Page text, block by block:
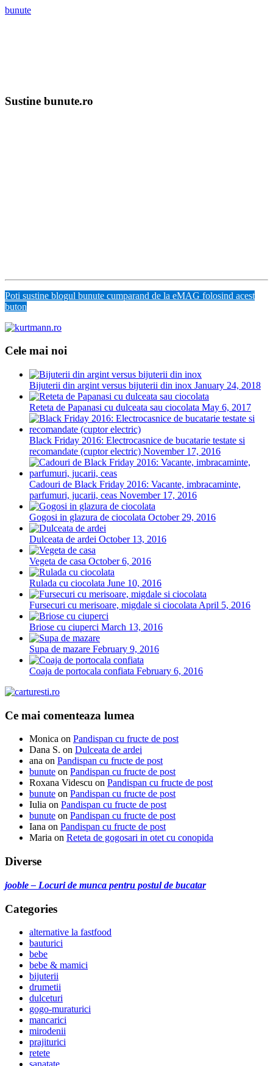
bunute
Sustine bunute.ro
Poti sustine blogul bunute cumparand de la eMAG folosind acest
buton
Cele mai noi
Bijuterii din argint versus bijuterii din inox January 24, 2018
Reteta de Papanasi cu dulceata sau ciocolata May 6, 2017
Black Friday 2016: Electrocasnice de bucatarie testate si
recomandate (cuptor electric) November 17, 2016
Cadouri de Black Friday 2016: Vacante, imbracaminte,
parfumuri, jucarii, ceas November 17, 2016
Gogosi in glazura de ciocolata October 29, 2016
Dulceata de ardei October 13, 2016
Vegeta de casa October 6, 2016
Rulada cu ciocolata June 10, 2016
Fursecuri cu merisoare, migdale si ciocolata April 5, 2016
Briose cu ciuperci March 13, 2016
Supa de mazare February 9, 2016
Coaja de portocala confiata February 6, 2016
Ce mai comenteaza lumea
Monica on Pandispan cu fructe de post
Dana S. on Dulceata de ardei
ana on Pandispan cu fructe de post
bunute on Pandispan cu fructe de post
Roxana Videscu on Pandispan cu fructe de post
bunute on Pandispan cu fructe de post
Iulia on Pandispan cu fructe de post
bunute on Pandispan cu fructe de post
Iana on Pandispan cu fructe de post
Maria on Reteta de gogosari in otet cu conopida
Diverse
jooble – Locuri de munca pentru postul de bucatar
Categories
alternative la fastfood
bauturici
bebe
bebe & mamici
bijuterii
drumetii
dulceturi
gogo-muraturici
mancarici
mirodenii
prajiturici
retete